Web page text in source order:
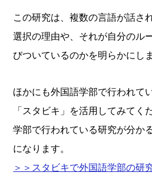
この研究は、複数の言語が話さ
選択の理由や、それが自分のル
びついているのかを明らかにし
ほかにも外国語学部で行われて
「スタビキ」を活用してみてく
学部で行われている研究が分か
になります。
＞＞スタビキで外国語学部の研